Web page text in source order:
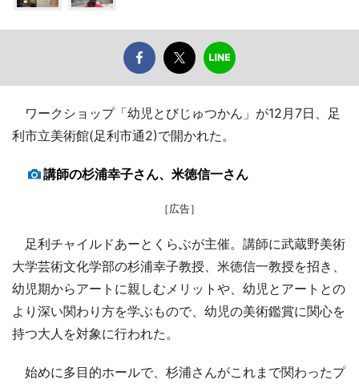
ワークショップ「幼児とびじゅつかん」が12月7日、足
利市立美術館(足利市通2)で開かれた。
講師の杉浦幸子さん、米徳信一さん
［広告］
足利チャイルドあーとくらぶが主催。講師に武蔵野美術
大学芸術文化学部の杉浦幸子教授、米徳信一教授を招き、
幼児期からアートに親しむメリットや、幼児とアートとの
より深い関わり方を学ぶもので、幼児の美術鑑賞に関心を
持つ大人を対象に行われた。
始めに多目的ホールで、杉浦さんがこれまで関わったプ